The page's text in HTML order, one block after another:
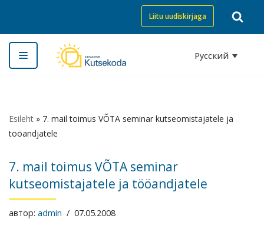
Перейти
к
содержимому
Liitu uudiskirjaga
Русский
Esileht » 7. mail toimus VÕTA seminar kutseomistajatele ja
tööandjatele
7. mail toimus VÕTA seminar
kutseomistajatele ja tööandjatele
автор: admin 07.05.2008